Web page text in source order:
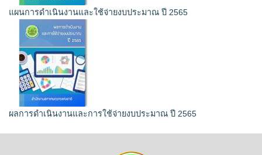
แผนการดำเนินงานและใช้จ่ายงบประมาณ ปี 2565
ผลการดำเนินงานและการใช้จ่ายงบประมาณ ปี 2565